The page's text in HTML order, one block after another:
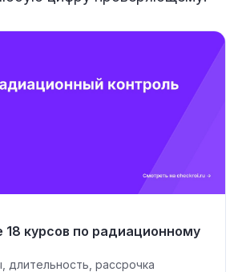
18 курсов по радиационному
длительность, рассрочка